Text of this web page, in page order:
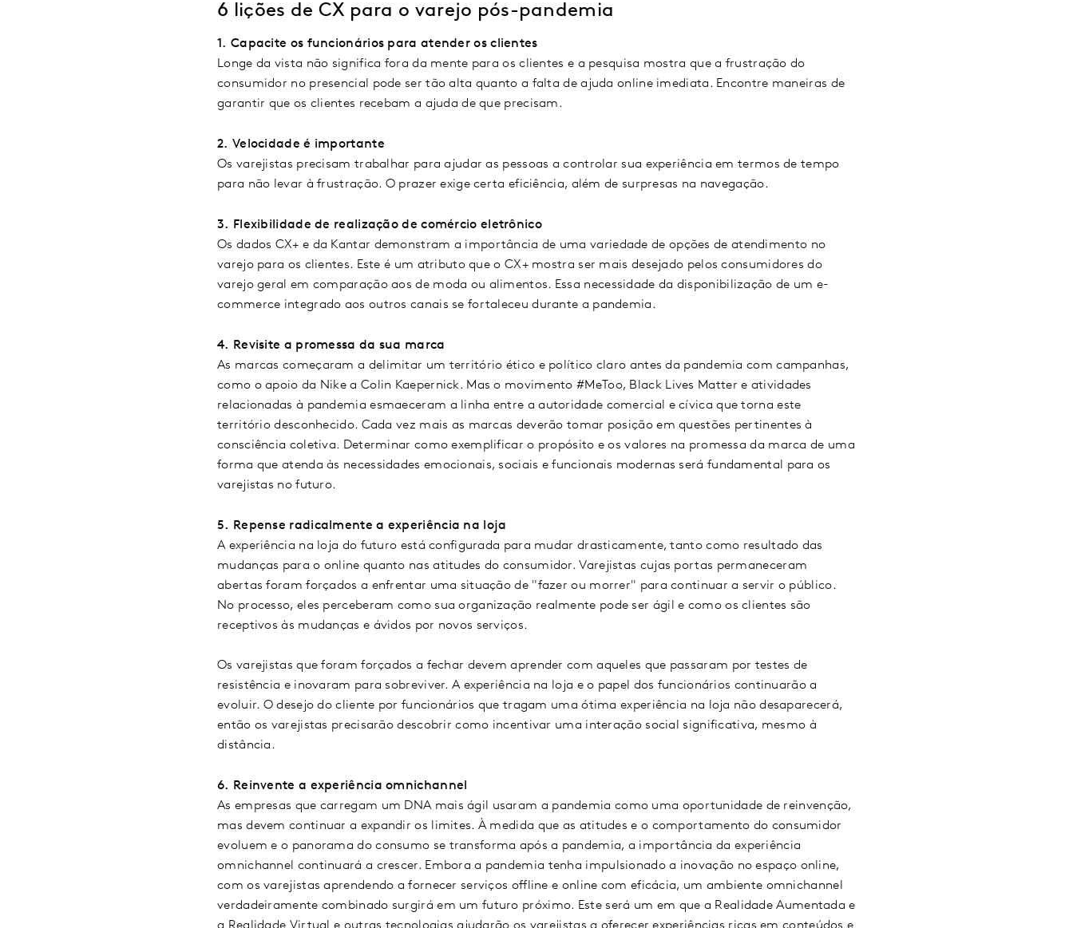
6 lições de CX para o varejo pós-pandemia
1. Capacite os funcionários para atender os clientes
Longe da vista não significa fora da mente para os clientes e a pesquisa mostra que a frustração do
consumidor no presencial pode ser tão alta quanto a falta de ajuda online imediata. Encontre maneiras de
garantir que os clientes recebam a ajuda de que precisam.
2. Velocidade é importante
Os varejistas precisam trabalhar para ajudar as pessoas a controlar sua experiência em termos de tempo
para não levar à frustração. O prazer exige certa eficiência, além de surpresas na navegação.
3.
Flexibilidade de realização de comércio eletrônico
Os dados CX+ e da Kantar demonstram a importância de uma variedade de opções de atendimento no
varejo para os clientes. Este é um atributo que o CX+ mostra ser mais desejado pelos consumidores do
varejo geral em comparação aos de moda ou alimentos. Essa necessidade da disponibilização de um e-
commerce integrado aos outros canais se fortaleceu durante a pandemia.
4.
Revisite a promessa da sua marca
As marcas começaram a delimitar um território ético e político claro antes da pandemia com campanhas,
como o apoio da Nike a Colin Kaepernick. Mas o movimento #MeToo, Black Lives Matter e atividades
relacionadas à pandemia esmaeceram a linha entre a autoridade comercial e cívica que torna este
território desconhecido. Cada vez mais as marcas deverão tomar posição em questões pertinentes à
consciência coletiva. Determinar como exemplificar o propósito e os valores na promessa da marca de uma
forma que atenda às necessidades emocionais, sociais e funcionais modernas será fundamental para os
varejistas no futuro.
5.
Repense radicalmente a experiência na loja
A experiência na loja do futuro está configurada para mudar drasticamente, tanto como resultado das
mudanças para o online quanto nas atitudes do consumidor. Varejistas cujas portas permaneceram
abertas foram forçados a enfrentar uma situação de "fazer ou morrer" para continuar a servir o público.
No processo, eles perceberam como sua organização realmente pode ser ágil e como os clientes são
receptivos às mudanças e ávidos por novos serviços.
Os varejistas que foram forçados a fechar devem aprender com aqueles que passaram por testes de
resistência e inovaram para sobreviver. A experiência na loja e o papel dos funcionários continuarão a
evoluir. O desejo do cliente por funcionários que tragam uma ótima experiência na loja não desaparecerá,
então os varejistas precisarão descobrir como incentivar uma interação social significativa, mesmo à
distância.
6.
Reinvente a experiência omnichannel
As empresas que carregam um DNA mais ágil usaram a pandemia como uma oportunidade de reinvenção,
mas devem continuar a expandir os limites. À medida que as atitudes e o comportamento do consumidor
evoluem e o panorama do consumo se transforma após a pandemia, a importância da experiência
omnichannel continuará a crescer. Embora a pandemia tenha impulsionado a inovação no espaço online,
com os varejistas aprendendo a fornecer serviços offline e online com eficácia, um ambiente omnichannel
verdadeiramente combinado surgirá em um futuro próximo. Este será um em que a Realidade Aumentada e
a Realidade Virtual e outras tecnologias ajudarão os varejistas a oferecer experiências ricas em conteúdos e